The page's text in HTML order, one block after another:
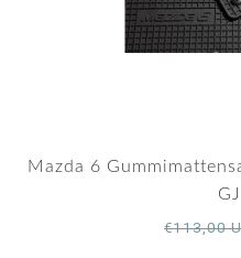
Mazda 6
€113,00